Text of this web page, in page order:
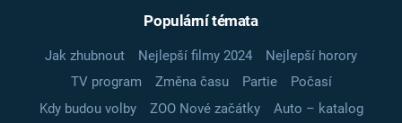
Populární témata
Jak zhubnout Nejlepší filmy 2024
Nejlepší horory
TV program
Změna času Partie
Počasí
Kdy budou volby
ZOO Nové začátky
Auto – katalog